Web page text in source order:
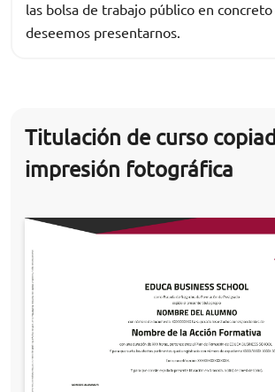
las bolsa de trabajo público en concreto
deseemos presentarnos.
Titulación de curso
impresión fotográfica